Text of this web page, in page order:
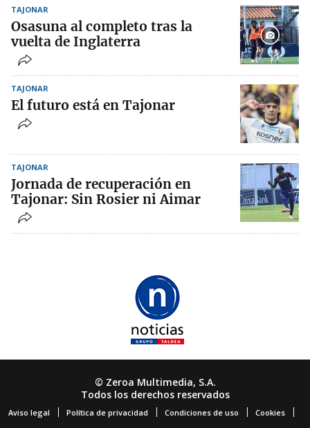
TAJONAR
Osasuna al completo tras la
vuelta de Inglaterra
TAJONAR
El futuro está en Tajonar
TAJONAR
Jornada de recuperación en
Tajonar: Sin Rosier ni Aimar
© Zeroa Multimedia, S.A.
Todos los derechos reservados
Aviso legal Política de privacidad Condiciones de uso Cookies